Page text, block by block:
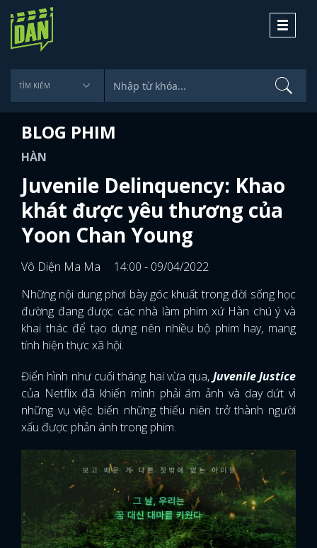
Toggle
BLOG PHIM
HÀN
Juvenile Delinquency: Khao
khát được yêu thương của
Yoon Chan Young
Vô Diện Ma Ma
14:00 - 09/04/2022
Những nội dung phơi bày góc khuất trong đời sống học
đường đang được các nhà làm phim xứ Hàn chú ý và
khai thác để tạo dựng nên nhiều bộ phim hay, mang
tính hiện thực xã hội.
Điển hình như cuối tháng hai vừa qua, Juvenile Justice
của Netflix đã khiến mình phải ám ảnh và day dứt vì
những vụ việc biến những thiếu niên trở thành người
xấu được phản ánh trong phim.